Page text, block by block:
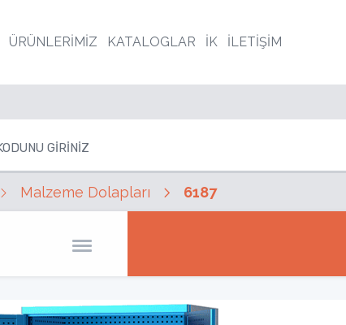
ÜRÜNLERİMİZ KATALOGLAR İK İLETİŞİM
Malzeme Dolapları 6187